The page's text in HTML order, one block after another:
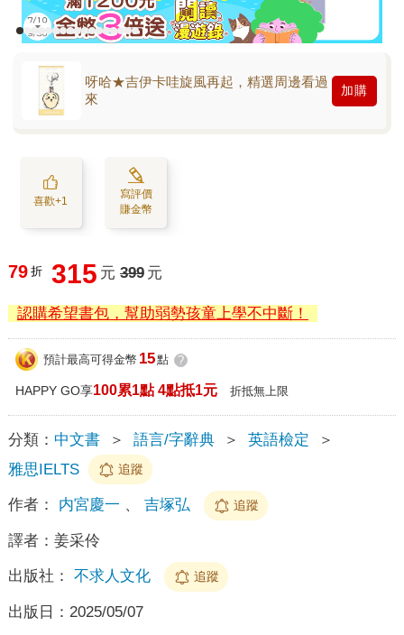
呀哈★吉伊卡哇旋風再起，精選周邊看過
來
加購
喜歡+1
寫評價
賺金幣
79 折 315 元 399 元
認購希望書包，幫助弱勢孩童上學不中斷！
預計最高可得金幣 15點 ?
HAPPY GO享100累1點 4點抵1元 折抵無上限
分類： 中文書 ＞ 語言/字辭典 ＞ 英語檢定
＞
雅思IELTS
追蹤
作者： 内宮慶一 、 吉塚弘 追蹤
譯者： 姜采伶
出版社： 不求人文化 追蹤
出版日： 2025/05/07